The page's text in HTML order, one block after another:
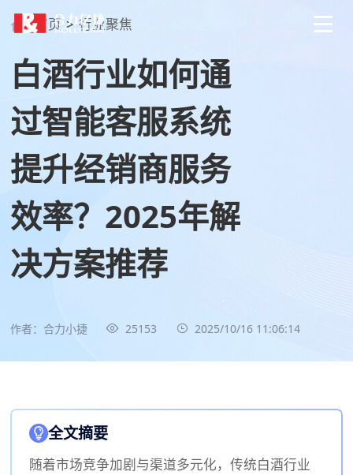
首页 > 行业聚焦
白酒行业如何通
过智能客服系统
提升经销商服务
效率？2025年解
决方案推荐
作者：合力小捷 25153 2025/10/16 11:06:14
全文摘要
随着市场竞争加剧与渠道多元化，传统白酒行业